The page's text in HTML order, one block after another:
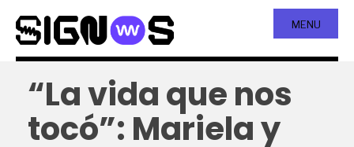
MENU
“La vida que nos
tocó”: Mariela y